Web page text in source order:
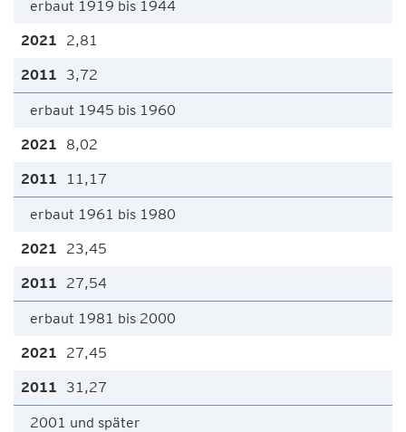
erbaut 1919 bis 1944
2,81
3,72
erbaut 1945 bis 1960
8,02
11,17
erbaut 1961 bis 1980
23,45
27,54
erbaut 1981 bis 2000
27,45
31,27
2001 und später